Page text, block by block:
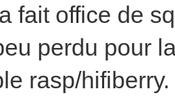
fait office de
perdu pour
rasp/